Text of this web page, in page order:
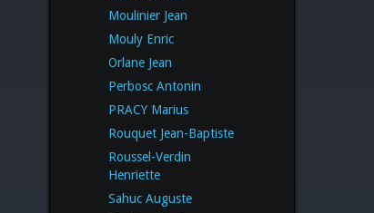
Moulinier Jean
Mouly Enric
Orlane Jean
Perbosc Antonin
PRACY Marius
Rouquet Jean-Baptiste
Roussel-Verdin
Henriette
Sahuc Auguste